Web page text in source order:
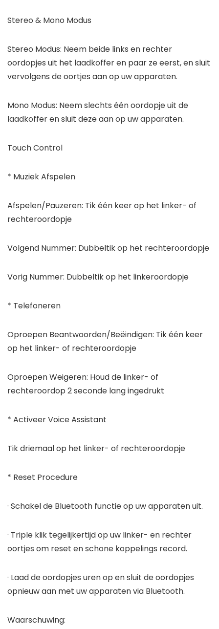
Stereo & Mono Modus
Stereo Modus: Neem beide links en rechter
oordopjes uit het laadkoffer en paar ze eerst, en sluit
vervolgens de oortjes aan op uw apparaten.
Mono Modus: Neem slechts één oordopje uit de
laadkoffer en sluit deze aan op uw apparaten.
Touch Control
* Muziek Afspelen
Afspelen/Pauzeren: Tik één keer op het linker- of
rechteroordopje
Volgend Nummer: Dubbeltik op het rechteroordopje
Vorig Nummer: Dubbeltik op het linkeroordopje
* Telefoneren
Oproepen Beantwoorden/Beëindigen: Tik één keer
op het linker- of rechteroordopje
Oproepen Weigeren: Houd de linker- of
rechteroordop 2 seconde lang ingedrukt
* Activeer Voice Assistant
Tik driemaal op het linker- of rechteroordopje
* Reset Procedure
· Schakel de Bluetooth functie op uw apparaten uit.
· Triple klik tegelijkertijd op uw linker- en rechter
oortjes om reset en schone koppelings record.
· Laad de oordopjes uren op en sluit de oordopjes
opnieuw aan met uw apparaten via Bluetooth.
Waarschuwing: